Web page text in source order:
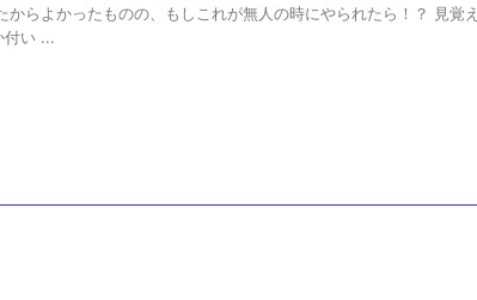
からよかったものの、もしこれが無人の時にやられたら！？ 見覚え
付い ...